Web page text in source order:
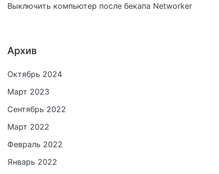
Выключить компьютер после бекапа Networker
Архив
Октябрь 2024
Март 2023
Сентябрь 2022
Март 2022
Февраль 2022
Январь 2022